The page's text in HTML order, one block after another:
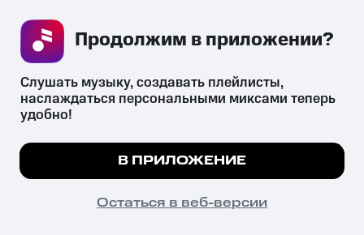
СКАЧАТЬ ПРИЛОЖЕНИЕ
психотропных веществ, их аналогов причиняет вред здоровью,
их незаконный оборот запрещён и влечёт установленную
законодательством ответственность.
© 2026 ООО «КИОН».
Все права защищены
Мы используем куки, чтобы на сайте все
Подробнее
ПОНЯТНО
Слушать музыку, создавать плейлисты,
наслаждаться персональными миксами теперь
удобно!
В ПРИЛОЖЕНИЕ
Остаться в веб-версии